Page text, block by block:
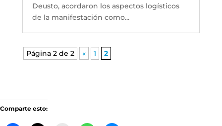
Deusto, acordaron los aspectos logísticos
de la manifestación como...
Página 2 de 2 « 1 2
Comparte esto: